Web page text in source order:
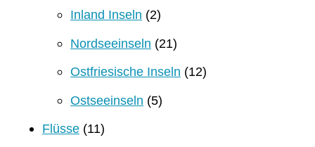
Inland Inseln (2)
Nordseeinseln (21)
Ostfriesische Inseln (12)
Ostseeinseln (5)
Flüsse (11)